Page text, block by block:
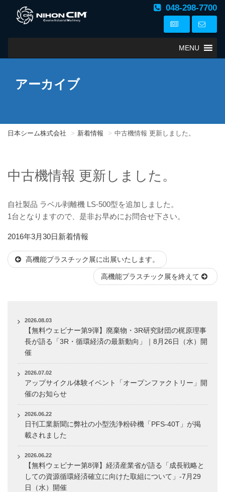
048-298-7700
MENU
アーカイブ
日本シーム株式会社 新着情報 中古機情報 更新しました。
中古機情報 更新しました。
自社製品 ラベル剥離機 LS-500型を追加しました。
1台となりますので、是非お早めにお問合せ下さい。
投
日:
2016年3月30日カ
ゴ
新着情報
高機能プラスチック展に出展いたします。
高機能プラスチック展を終えて
2026.08.03
【無料ウェビナー第9弾】廃棄物・3R研究財団の梶原理事
長が語る「3R・循環経済の最新動向」｜8月26日（水）開
催
2026.07.02
アップサイクル体験イベント「オープンファクトリー」開
催のお知らせ
2026.06.22
日刊工業新聞に弊社の小型洗浄粉砕機「PFS-40T」が掲
載されました
2026.06.22
【無料ウェビナー第8弾】経済産業省が語る「成長戦略と
しての資源循環経済確立に向けた取組について」-7月29
日（水）開催